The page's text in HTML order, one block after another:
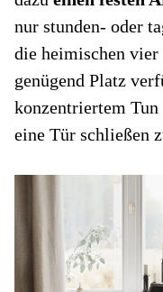
nur stunden- oder
die heimischen
genügend Platz
konzentriertem
eine Tür schließen